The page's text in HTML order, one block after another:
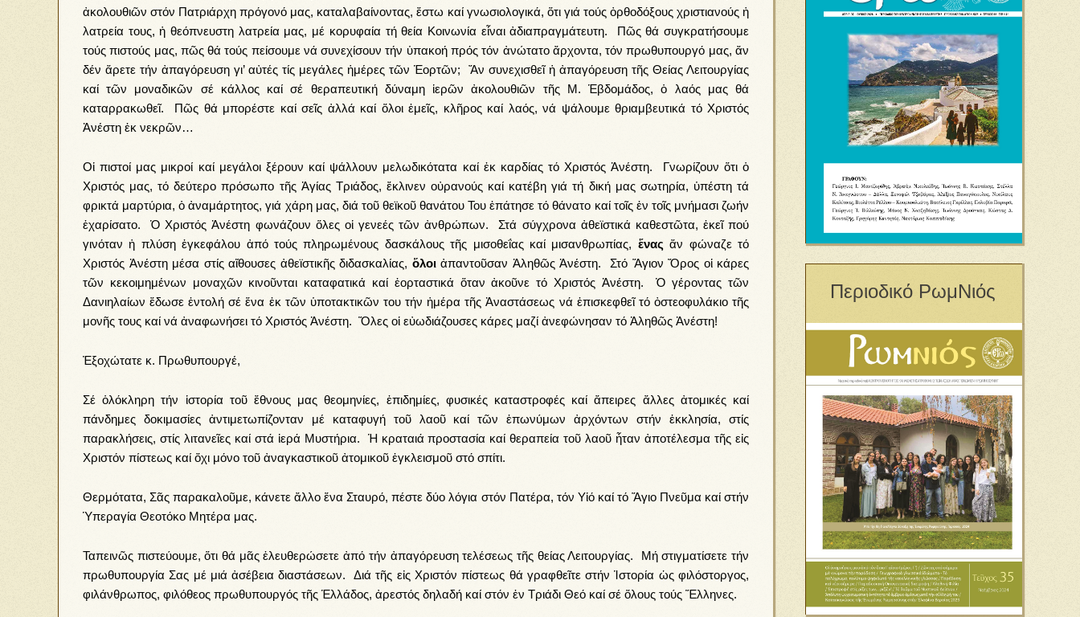
ἀκολουθιῶν στόν Πατριάρχη πρόγονό μας, καταλαβαίνοντας, ἔστω καί γνωσιολογικά, ὅτι γιά τούς ὀρθοδόξους χριστιανούς ἡ
λατρεία τους, ἡ θεόπνευστη λατρεία μας, μέ κορυφαία τή θεία Κοινωνία εἶναι ἀδιαπραγμάτευτη. Πῶς θά συγκρατήσουμε
τούς πιστούς μας, πῶς θά τούς πείσουμε νά συνεχίσουν τήν ὑπακοή πρός τόν ἀνώτατο ἄρχοντα, τόν πρωθυπουργό μας, ἄν
δέν ἄρετε τήν ἀπαγόρευση γι’ αὐτές τίς μεγάλες ἡμέρες τῶν Ἑορτῶν; Ἄν συνεχισθεῖ ἡ ἀπαγόρευση τῆς Θείας Λειτουργίας
καί τῶν μοναδικῶν σέ κάλλος καί σέ θεραπευτική δύναμη ἱερῶν ἀκολουθιῶν τῆς Μ. Ἑβδομάδος, ὁ λαός μας θά
καταρρακωθεῖ. Πῶς θά μπορέστε καί σεῖς ἀλλά καί ὅλοι ἐμεῖς, κλῆρος καί λαός, νά ψάλουμε θριαμβευτικά τό Χριστός
Ἀνέστη ἐκ νεκρῶν…
Οἱ πιστοί μας μικροί καί μεγάλοι ξέρουν καί ψάλλουν μελωδικότατα καί ἐκ καρδίας τό Χριστός Ἀνέστη. Γνωρίζουν ὅτι ὁ
Χριστός μας, τό δεύτερο πρόσωπο τῆς Ἁγίας Τριάδος, ἔκλινεν οὐρανούς καί κατέβη γιά τή δική μας σωτηρία, ὑπέστη τά
φρικτά μαρτύρια, ὁ ἀναμάρτητος, γιά χάρη μας, διά τοῦ θεϊκοῦ θανάτου Του ἐπάτησε τό θάνατο καί τοῖς ἐν τοῖς μνήμασι ζωήν
ἐχαρίσατο. Ὁ Χριστός Ἀνέστη φωνάζουν ὅλες οἱ γενεές τῶν ἀνθρώπων. Στά σύγχρονα ἀθεϊστικά καθεστῶτα, ἐκεῖ πού
γινόταν ἡ πλύση ἐγκεφάλου ἀπό τούς πληρωμένους δασκάλους τῆς μισοθεΐας καί μισανθρωπίας, ἕνας ἄν φώναζε τό
Χριστός Ἀνέστη μέσα στίς αἴθουσες ἀθεϊστικῆς διδασκαλίας, ὅλοιἀπαντοῦσαν Ἀληθῶς Ἀνέστη. Στό Ἅγιον Ὄρος οἱ κάρες
τῶν κεκοιμημένων μοναχῶν κινοῦνται καταφατικά καί ἑορταστικά ὅταν ἀκοῦνε τό Χριστός Ἀνέστη. Ὁ γέροντας τῶν
Δανιηλαίων ἔδωσε ἐντολή σέ ἕνα ἐκ τῶν ὑποτακτικῶν του τήν ἡμέρα τῆς Ἀναστάσεως νά ἐπισκεφθεῖ τό ὀστεοφυλάκιο τῆς
μονῆς τους καί νά ἀναφωνήσει τό Χριστός Ἀνέστη. Ὅλες οἱ εὐωδιάζουσες κάρες μαζί ἀνεφώνησαν τό Ἀληθῶς Ἀνέστη!
Ἐξοχώτατε κ. Πρωθυπουργέ,
Σέ ὁλόκληρη τήν ἱστορία τοῦ ἔθνους μας θεομηνίες, ἐπιδημίες, φυσικές καταστροφές καί ἄπειρες ἄλλες ἀτομικές καί
πάνδημες δοκιμασίες ἀντιμετωπίζονταν μέ καταφυγή τοῦ λαοῦ καί τῶν ἐπωνύμων ἀρχόντων στήν ἐκκλησία, στίς
παρακλήσεις, στίς λιτανεῖες καί στά ἱερά Μυστήρια. Ἡ κραταιά προστασία καί θεραπεία τοῦ λαοῦ ἦταν ἀποτέλεσμα τῆς εἰς
Χριστόν πίστεως καί ὄχι μόνο τοῦ ἀναγκαστικοῦ ἀτομικοῦ ἐγκλεισμοῦ στό σπίτι.
Θερμότατα, Σᾶς παρακαλοῦμε, κάνετε ἄλλο ἕνα Σταυρό, πέστε δύο λόγια στόν Πατέρα, τόν Υἱό καί τό Ἅγιο Πνεῦμα καί στήν
Ὑπεραγία Θεοτόκο Μητέρα μας.
Ταπεινῶς πιστεύουμε, ὅτι θά μᾶς ἐλευθερώσετε ἀπό τήν ἀπαγόρευση τελέσεως τῆς θείας Λειτουργίας. Μή στιγματίσετε τήν
πρωθυπουργία Σας μέ μιά ἀσέβεια διαστάσεων. Διά τῆς εἰς Χριστόν πίστεως θά γραφθεῖτε στήν Ἱστορία ὡς φιλόστοργος,
φιλάνθρωπος, φιλόθεος πρωθυπουργός τῆς Ἑλλάδος, ἀρεστός δηλαδή καί στόν ἐν Τριάδι Θεό καί σέ ὅλους τούς Ἕλληνες.
Περιοδικό ΡωμΝιός